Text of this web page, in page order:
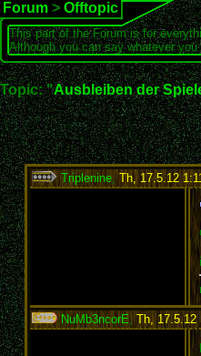
Forum > Offtopic
This part of the Forum is for
Although you can say whatever
Topic: "Ausbleiben der
Triplenine,Th, 17.5.12
NuMb3ncorE, Th, 17.5.12